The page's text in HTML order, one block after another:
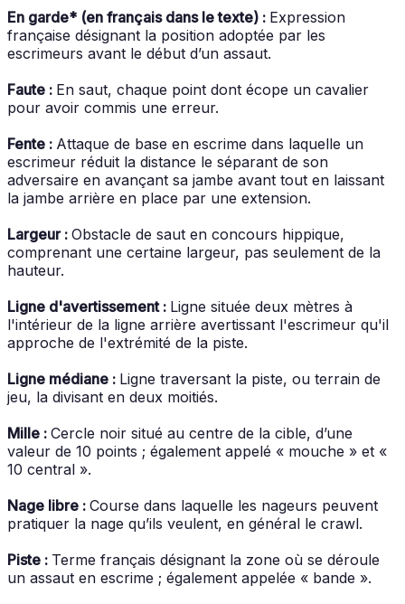
En garde* (en français dans le texte) : Expression
française désignant la position adoptée par les
escrimeurs avant le début d’un assaut.
Faute : En saut, chaque point dont écope un cavalier
pour avoir commis une erreur.
Fente : Attaque de base en escrime dans laquelle un
escrimeur réduit la distance le séparant de son
adversaire en avançant sa jambe avant tout en laissant
la jambe arrière en place par une extension.
Largeur : Obstacle de saut en concours hippique,
comprenant une certaine largeur, pas seulement de la
hauteur.
Ligne d'avertissement : Ligne située deux mètres à
l'intérieur de la ligne arrière avertissant l'escrimeur qu'il
approche de l'extrémité de la piste.
Ligne médiane : Ligne traversant la piste, ou terrain de
jeu, la divisant en deux moitiés.
Mille : Cercle noir situé au centre de la cible, d’une
valeur de 10 points ; également appelé « mouche » et «
10 central ».
Nage libre : Course dans laquelle les nageurs peuvent
pratiquer la nage qu’ils veulent, en général le crawl.
Piste : Terme français désignant la zone où se déroule
un assaut en escrime ; également appelée « bande ».